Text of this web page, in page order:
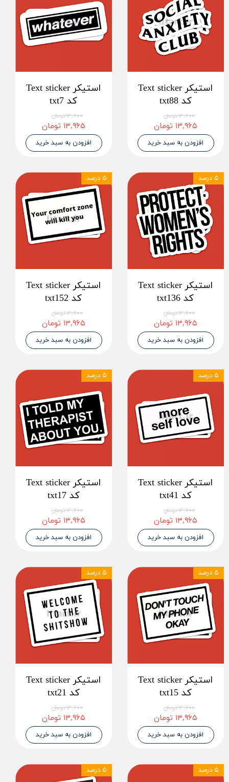
استیکر Text sticker
کد txt88
۱۴,۷۰۰ تومان
۱۳,۹۶۵ تومان
افزودن به سبد خرید
استیکر Text sticker
کد txt7
۱۴,۷۰۰ تومان
۱۳,۹۶۵ تومان
افزودن به سبد خرید
استیکر Text sticker
کد txt136
۱۴,۷۰۰ تومان
۱۳,۹۶۵ تومان
افزودن به سبد خرید
۵ درصد
استیکر Text sticker
کد txt152
۱۴,۷۰۰ تومان
۱۳,۹۶۵ تومان
افزودن به سبد خرید
۵ درصد
استیکر Text sticker
کد txt41
۱۴,۷۰۰ تومان
۱۳,۹۶۵ تومان
افزودن به سبد خرید
۵ درصد
استیکر Text sticker
کد txt17
۱۴,۷۰۰ تومان
۱۳,۹۶۵ تومان
افزودن به سبد خرید
۵ درصد
استیکر Text sticker
کد txt15
۱۴,۷۰۰ تومان
۱۳,۹۶۵ تومان
افزودن به سبد خرید
۵ درصد
استیکر Text sticker
کد txt21
۱۴,۷۰۰ تومان
۱۳,۹۶۵ تومان
افزودن به سبد خرید
۵ درصد
۵ درصد ۵ درصد